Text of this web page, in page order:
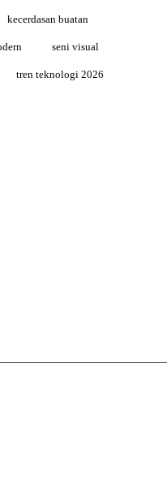
kecerdasan buatan
seni visual
tren teknologi 2026